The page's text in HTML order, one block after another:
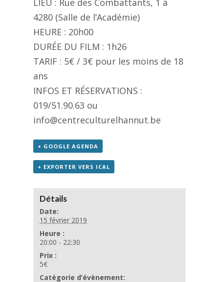
LIEU : Rue des Combattants, 1 à
4280 (Salle de l’Académie)
HEURE : 20h00
DURÉE DU FILM : 1h26
TARIF : 5€ / 3€ pour les moins de 18
ans
INFOS ET RÉSERVATIONS :
019/51.90.63 ou
info@centreculturelhannut.be
+ GOOGLE AGENDA
+ EXPORTER VERS ICAL
Détails
Date:
15 février 2019
Heure :
20:00 - 22:30
Prix :
5€
Catégorie d’évènement: